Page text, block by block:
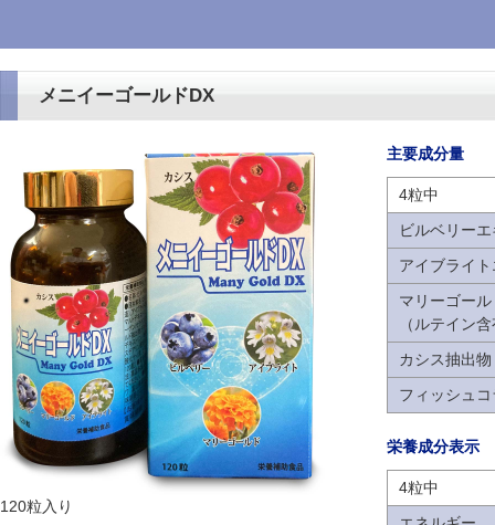
メニイーゴールドDX
120粒入り
主要成分量
4粒中
ビルベリー
アイブライ
マリーゴー
（ルテイン
カシス抽出物
フィッシュ
栄養成分表示
4粒中